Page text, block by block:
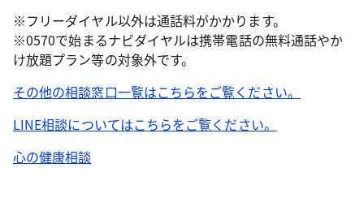
※フリーダイヤル以外は通話料がかかります。
※0570で始まるナビダイヤルは携帯電話の無料通話やか
け放題プラン等の対象外です。
その他の相談窓口一覧はこちらをご覧ください。
LINE相談についてはこちらをご覧ください。
心の健康相談